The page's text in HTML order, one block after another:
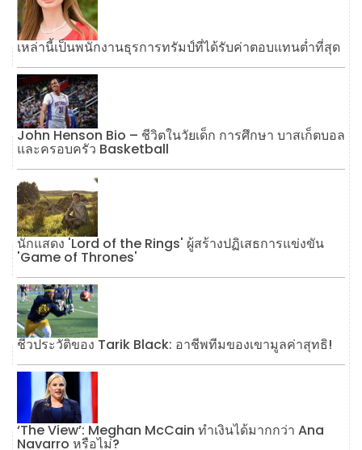
เหล่านี้เป็นพนักงานธุรการทรัมป์ที่ได้รับค่าตอบแทนต่ำที่สุด
John Henson Bio – ชีวิตในวัยเด็ก การศึกษา บาสเก็ตบอล
และครอบครัว Basketball
นักแสดง 'Lord of the Rings' ผู้สร้างปฏิเสธการแข่งขัน
'Game of Thrones'
ชีวประวัติของ Tarik Black: อาชีพทีมของเขามูลค่าสุทธิ!
‘The View’: Meghan McCain ทำเงินได้มากกว่า Ana
Navarro หรือไม่?